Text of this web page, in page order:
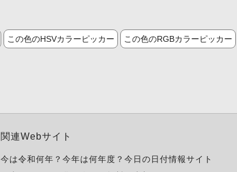
この色のHSVカラーピッカー この色のRGBカラーピッカー
関連Webサイト
今は令和何年？今年は何年度？今日の日付情報サイト